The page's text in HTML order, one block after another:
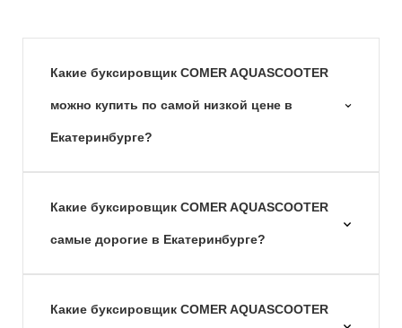
Какие буксировщик COMER AQUASCOOTER
можно купить по самой низкой цене в
Екатеринбурге?
Какие буксировщик COMER AQUASCOOTER
самые дорогие в Екатеринбурге?
Какие буксировщик COMER AQUASCOOTER